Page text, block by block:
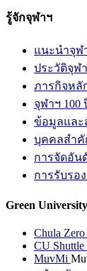
รู้จักจุฬาฯ
แนะนำจุฬ
ประวัติจุฬ
ภารกิจหลั
จุฬาฯ 100
ข้อมูลและ
บุคคลสำ
การจัดอัน
การรับรอ
Green University
Chula Zero
CU Shuttle
MuvMi